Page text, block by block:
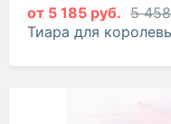
от 5 185 руб. 5
Тиара для